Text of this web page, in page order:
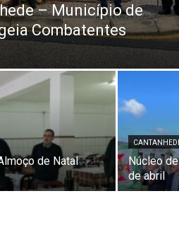
– Município de
Combatentes
de Natal
Núcleo
de abril